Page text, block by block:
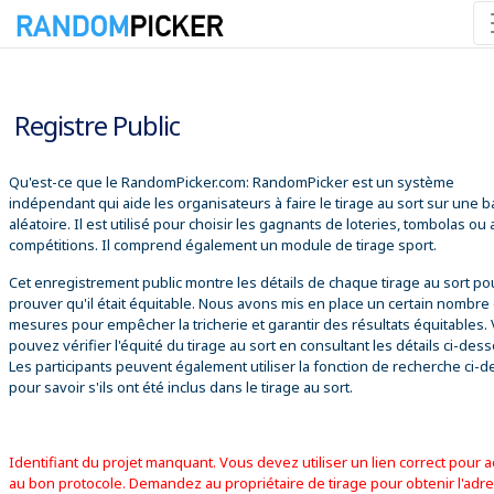
Registre Public
Qu'est-ce que le RandomPicker.com: RandomPicker est un système
indépendant qui aide les organisateurs à faire le tirage au sort sur une
aléatoire. Il est utilisé pour choisir les gagnants de loteries, tombolas ou
compétitions. Il comprend également un module de tirage sport.
Cet enregistrement public montre les détails de chaque tirage au sort
prouver qu'il était équitable. Nous avons mis en place un certain nombre
mesures pour empêcher la tricherie et garantir des résultats équitables.
pouvez vérifier l'équité du tirage au sort en consultant les détails ci-
Les participants peuvent également utiliser la fonction de recherche ci-
pour savoir s'ils ont été inclus dans le tirage au sort.
Identifiant du projet manquant. Vous devez utiliser un lien correct pour
au bon protocole. Demandez au propriétaire de tirage pour obtenir